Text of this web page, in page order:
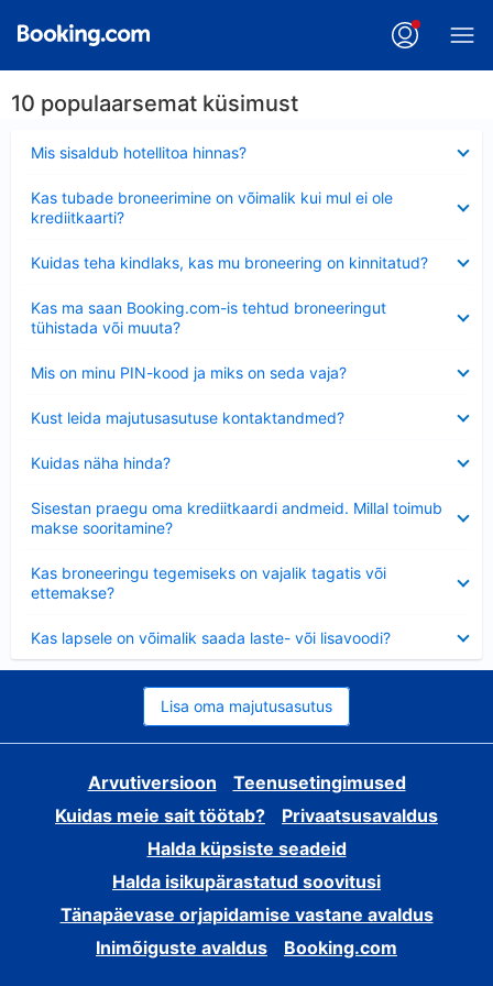
10 populaarsemat küsimust
Mis sisaldub hotellitoa hinnas?
Kas tubade broneerimine on võimalik kui mul ei ole
krediitkaarti?
Kuidas teha kindlaks, kas mu broneering on kinnitatud?
Kas ma saan Booking.com-is tehtud broneeringut
tühistada või muuta?
Mis on minu PIN-kood ja miks on seda vaja?
Kust leida majutusasutuse kontaktandmed?
Kuidas näha hinda?
Sisestan praegu oma krediitkaardi andmeid. Millal toimub
makse sooritamine?
Kas broneeringu tegemiseks on vajalik tagatis või
ettemakse?
Kas lapsele on võimalik saada laste- või lisavoodi?
Lisa oma majutusasutus
Arvutiversioon
Teenusetingimused
Kuidas meie sait töötab?
Privaatsusavaldus
Halda küpsiste seadeid
Halda isikupärastatud soovitusi
Tänapäevase orjapidamise vastane avaldus
Inimõiguste avaldus
Booking.com